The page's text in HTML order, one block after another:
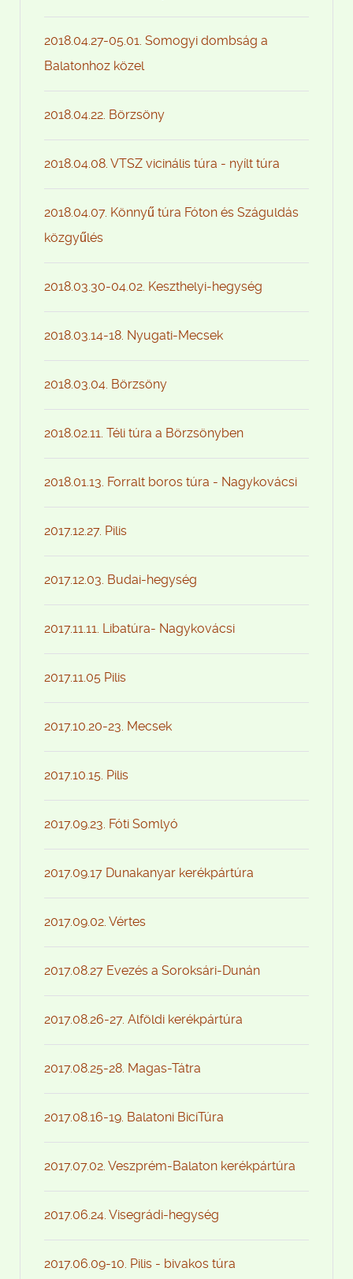
2018.04.27-05.01. Somogyi dombság a
Balatonhoz közel
2018.04.22. Börzsöny
2018.04.08. VTSZ vicinális túra - nyílt túra
2018.04.07. Könnyű túra Fóton és Száguldás
közgyűlés
2018.03.30-04.02. Keszthelyi-hegység
2018.03.14-18. Nyugati-Mecsek
2018.03.04. Börzsöny
2018.02.11. Téli túra a Börzsönyben
2018.01.13. Forralt boros túra - Nagykovácsi
2017.12.27. Pilis
2017.12.03. Budai-hegység
2017.11.11. Libatúra- Nagykovácsi
2017.11.05 Pilis
2017.10.20-23. Mecsek
2017.10.15. Pilis
2017.09.23. Fóti Somlyó
2017.09.17 Dunakanyar kerékpártúra
2017.09.02. Vértes
2017.08.27 Evezés a Soroksári-Dunán
2017.08.26-27. Alföldi kerékpártúra
2017.08.25-28. Magas-Tátra
2017.08.16-19. Balatoni BiciTúra
2017.07.02. Veszprém-Balaton kerékpártúra
2017.06.24. Visegrádi-hegység
2017.06.09-10. Pilis - bivakos túra